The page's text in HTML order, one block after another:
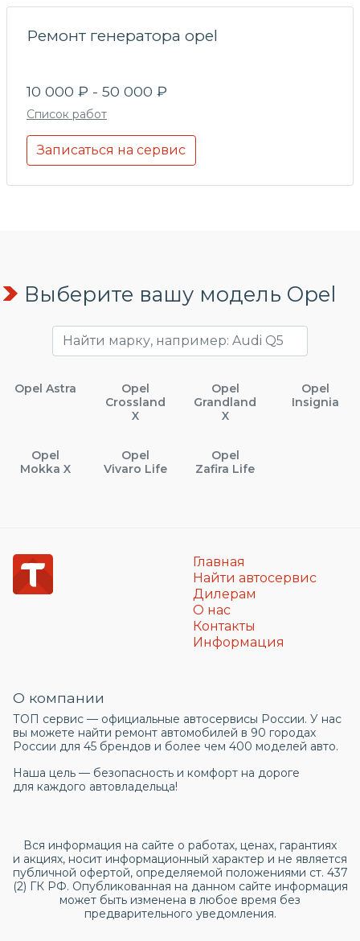
Ремонт генератора opel
10 000 ₽ - 50 000 ₽
Список работ
Записаться на сервис
Выберите вашу модель Opel
Opel Astra
Opel
Crossland
X
Opel
Grandland
X
Opel
Insignia
Opel
Mokka X
Opel
Vivaro Life
Opel
Zafira Life
Главная
Найти автосервис
Дилерам
О нас
Контакты
Информация
О компании
ТОП сервис — официальные автосервисы России. У нас
вы можете найти ремонт автомобилей в 90 городах
России для 45 брендов и более чем 400 моделей авто.
Наша цель — безопасность и комфорт на дороге
для каждого автовладельца!
Вся информация на сайте о работах, ценах, гарантиях
и акциях, носит информационный характер и не является
публичной офертой, определяемой положениями ст. 437
(2) ГК РФ. Опубликованная на данном сайте информация
может быть изменена в любое время без
предварительного уведомления.